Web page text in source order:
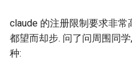
化
搜
Shell
Git
Python Test
详细语法整理
mdBook + GithubActions
Github Action and
Workflow
Terminal Simulator and
Tools
Ubuntu 24.04 基础配置
VMware Workstation 虚拟机
逐渐熟悉 - Vim Workflow
Py 基础语法
Error Detection and
Handling
Debugging and Errors
基础用法
变量与类型
控制流
什么是VPN
在 iOS 手机端订阅 claude pro
Google Pixel 入坑"折腾"
程序员需要对Pixel做些什么
Computer Systems - A
Programmer's Perspective
NTN 6G
Networks
mininet
SkyPilot
数据结构
搜索与图论
工具
游戏开发体验
claude 的注册限制要求非
都望而却步. 问了问周围同
种: